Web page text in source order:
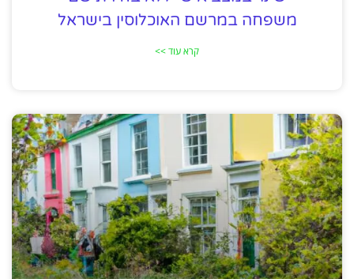
משפחה במרשם האוכלוסין בישראל
קרא עוד >>